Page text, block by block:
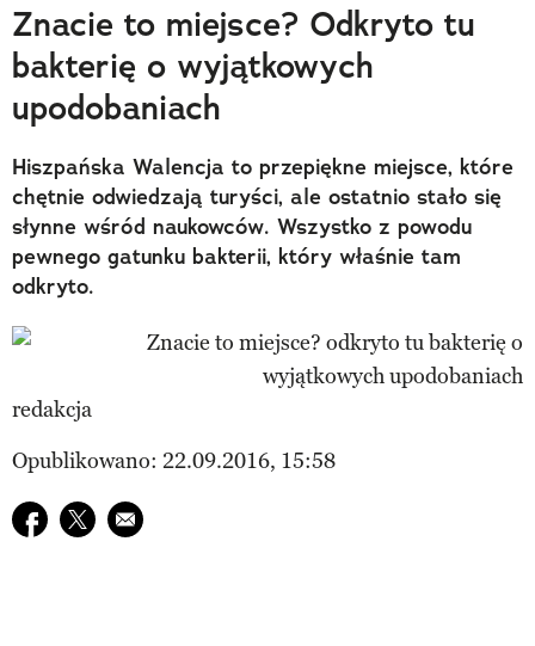
Trendbook Podróżniczy
Polecane
Znacie to miejsce? Odkryto tu
bakterię o wyjątkowych
upodobaniach
Hiszpańska Walencja to przepiękne miejsce, które
chętnie odwiedzają turyści, ale ostatnio stało się
słynne wśród naukowców. Wszystko z powodu
pewnego gatunku bakterii, który właśnie tam
odkryto.
redakcja
Opublikowano: 22.09.2016, 15:58
Udostępnij na facebook
Udostępnij na twitter
E-mail do przyjaciela